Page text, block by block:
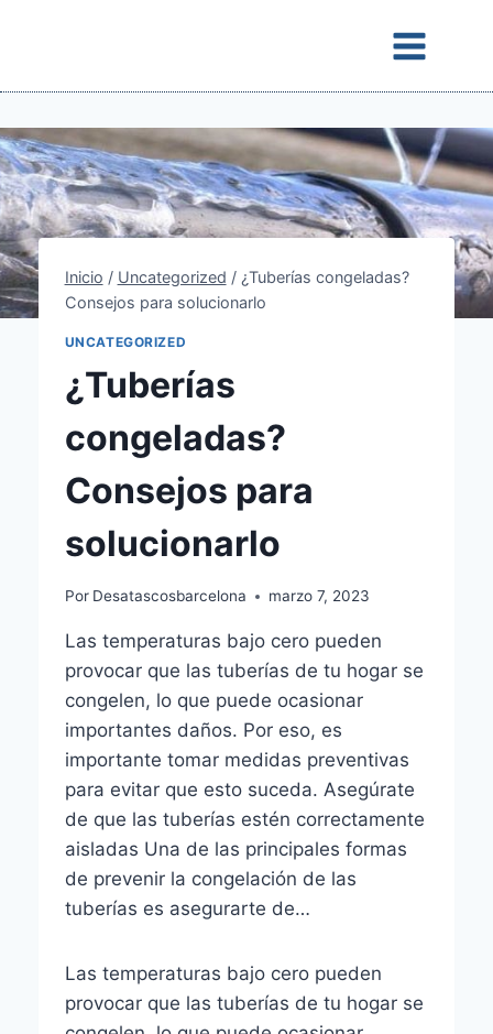
Inicio / Uncategorized / ¿Tuberías congeladas?
Consejos para solucionarlo
UNCATEGORIZED
¿Tuberías
congeladas?
Consejos para
solucionarlo
Por Desatascosbarcelona marzo 7, 2023
Las temperaturas bajo cero pueden
provocar que las tuberías de tu hogar se
congelen, lo que puede ocasionar
importantes daños. Por eso, es
importante tomar medidas preventivas
para evitar que esto suceda. Asegúrate
de que las tuberías estén correctamente
aisladas Una de las principales formas
de prevenir la congelación de las
tuberías es asegurarte de…
Las temperaturas bajo cero pueden
provocar que las tuberías de tu hogar se